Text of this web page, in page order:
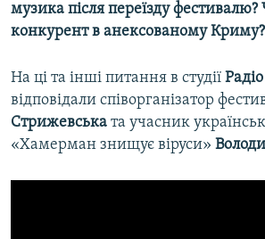
музика після переїзду фестивалю?
конкурент в анексованому Криму?
На ці та інші питання в студії
відповідали співорганізатор
Стрижевська та учасник
«Хамерман знищує віруси»